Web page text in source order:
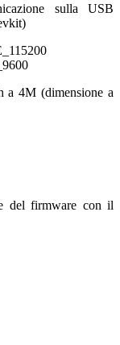
sulla USB
a 4M (dimensione a
del firmware con il